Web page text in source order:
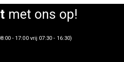
met ons op!
- 17:00 vrij 07:30 - 16:30)